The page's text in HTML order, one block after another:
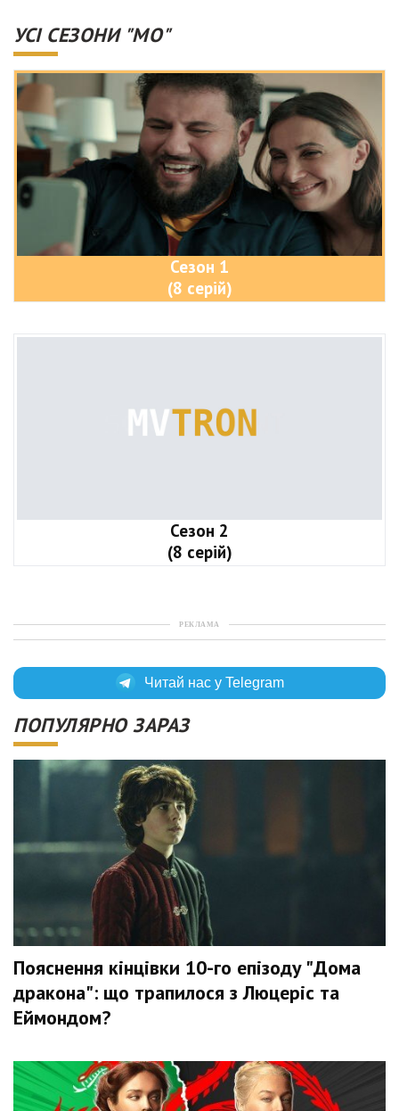
УСІ СЕЗОНИ "МО"
Сезон 1
(8 серій)
Сезон 2
(8 серій)
РЕКЛАМА
Читай нас у Telegram
ПОПУЛЯРНО ЗАРАЗ
Пояснення кінцівки 10-го епізоду "Дома
дракона": що трапилося з Люцеріс та
Еймондом?